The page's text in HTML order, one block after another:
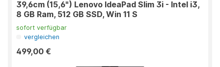
39,6cm (15,6") Lenovo IdeaPad Slim 3i - Intel i3,
8 GB Ram, 512 GB SSD, Win 11 S
sofort verfügbar
vergleichen
499,00 €